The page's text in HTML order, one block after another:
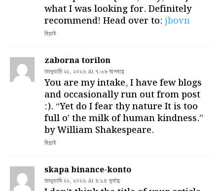
what I was looking for. Definitely
recommend! Head over to: jbovn
রিপ্লাই
zaborna torilon
জানুয়ারি ২১, ২০২৬ At ৭:৩৮ অপরাহ্ণ
You are my intake, I have few blogs
and occasionally run out from post
:). “Yet do I fear thy nature It is too
full o’ the milk of human kindness.”
by William Shakespeare.
রিপ্লাই
skapa binance-konto
জানুয়ারি ২২, ২০২৬ At ৪:১৪ পূর্বাহ্ণ